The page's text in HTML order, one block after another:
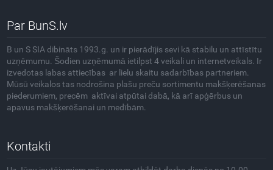
Par BunS.lv
B un S SIA dibināts 1993.g. un ir pierādījis sevi kā stabilu un attīstītu
uzņēmumu. Šodien uzņēmumā ietilpst 4 veikali un internetveikals. Ir
izvedotas labas attiecības ar lielu skaitu sadarbības partneriem.
Mūsū veikalos tas nodrošina plašu preču sortimentu makšķerēšanas
piederumiem, precēm aktīvai atpūtai dabā, kā arī apģērbus un
apavus makšķerēšanai un medībām.
Kontakti